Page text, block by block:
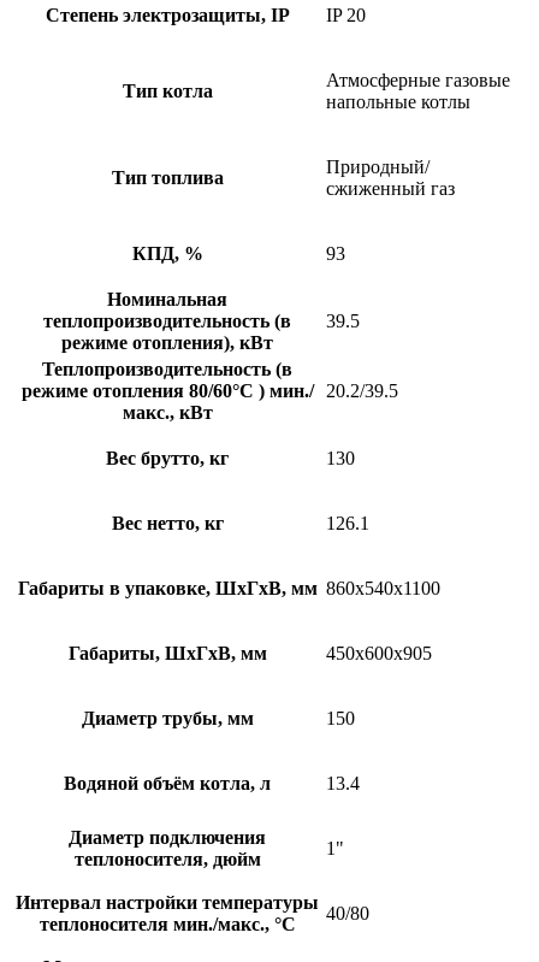
Степень электрозащиты, IP IP 20
Тип котла
Атмосферные газовые
напольные котлы
Тип топлива
Природный/
сжиженный газ
КПД, % 93
Номинальная
теплопроизводительность (в
режиме отопления), кВт
39.5
Теплопроизводительность (в
режиме отопления 80/60°С ) мин./
макс., кВт
20.2/39.5
Вес брутто, кг 130
Вес нетто, кг 126.1
Габариты в упаковке, ШхГхВ, мм 860x540x1100
Габариты, ШхГхВ, мм 450x600x905
Диаметр трубы, мм 150
Водяной объём котла, л 13.4
Диаметр подключения
теплоносителя, дюйм
1"
Интервал настройки температуры
теплоносителя мин./макс., °С
40/80